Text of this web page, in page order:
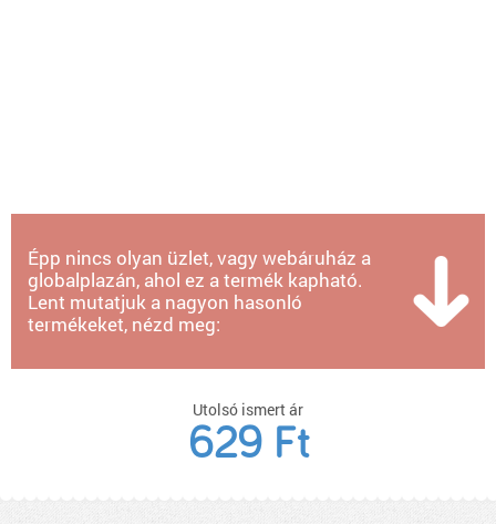
Épp nincs olyan üzlet, vagy webáruház a
globalplazán, ahol ez a termék kapható.
Lent mutatjuk a nagyon hasonló
termékeket, nézd meg:
Utolsó ismert ár
629 Ft